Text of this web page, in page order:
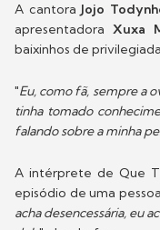
A cantora Jojo
apresentadoraXuxa
baixinhos de
"Eu, como fã, sempre a
tinha tomado
falando sobre a minha
A intérprete de Que
episódio de uma
acha desencessária, eu